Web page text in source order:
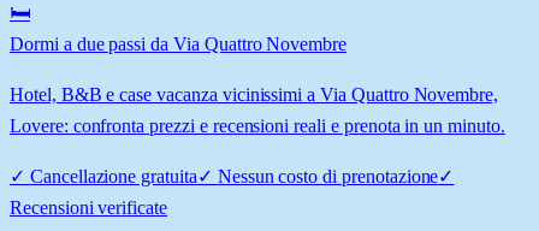
🛏️
Dormi a due passi da Via Quattro Novembre
Hotel, B&B e case vacanza vicinissimi a Via Quattro Novembre,
Lovere: confronta prezzi e recensioni reali e prenota in un minuto.
✓ Cancellazione gratuita✓ Nessun costo di prenotazione✓
Recensioni verificate